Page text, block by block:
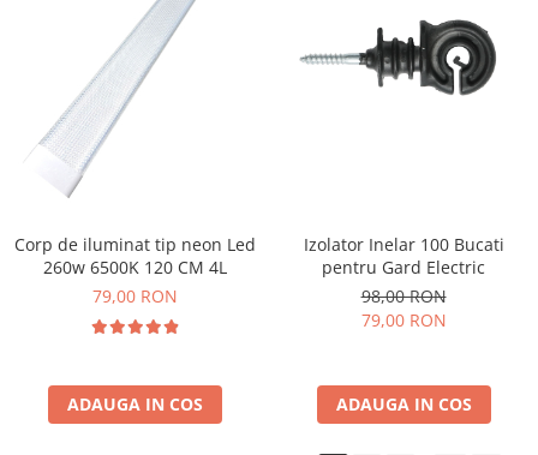
Corp de iluminat tip neon Led
260w 6500K 120 CM 4L
79,00 RON
ADAUGA IN COS
Izolator Inelar 100 Bucati
pentru Gard Electric
98,00 RON
79,00 RON
ADAUGA IN COS